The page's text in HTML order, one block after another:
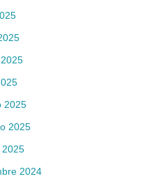
2025
2025
2025
2024